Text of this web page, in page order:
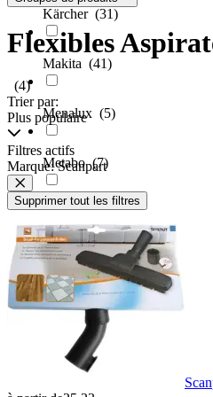
Kärcher (31)
Makita (41)
Menalux (5)
Metabo(7)
Miele(9)
Milwaukee(2)
Nedis(8)
Nilfisk(14)
Flexibles
(4)
Trier par:
Plus populaire
Filtres actifs
Marque: Scanpart
Supprimer tout les filtres